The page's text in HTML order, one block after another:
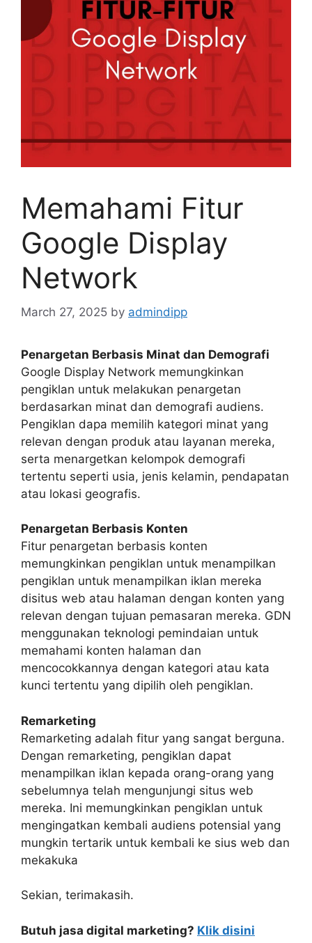
Memahami Fitur
Google Display
Network
March 27, 2025 by admindipp
Penargetan Berbasis Minat dan Demografi
Google Display Network memungkinkan
pengiklan untuk melakukan penargetan
berdasarkan minat dan demografi audiens.
Pengiklan dapa memilih kategori minat yang
relevan dengan produk atau layanan mereka,
serta menargetkan kelompok demografi
tertentu seperti usia, jenis kelamin, pendapatan
atau lokasi geografis.
Penargetan Berbasis Konten
Fitur penargetan berbasis konten
memungkinkan pengiklan untuk menampilkan
pengiklan untuk menampilkan iklan mereka
disitus web atau halaman dengan konten yang
relevan dengan tujuan pemasaran mereka. GDN
menggunakan teknologi pemindaian untuk
memahami konten halaman dan
mencocokkannya dengan kategori atau kata
kunci tertentu yang dipilih oleh pengiklan.
Remarketing
Remarketing adalah fitur yang sangat berguna.
Dengan remarketing, pengiklan dapat
menampilkan iklan kepada orang-orang yang
sebelumnya telah mengunjungi situs web
mereka. Ini memungkinkan pengiklan untuk
mengingatkan kembali audiens potensial yang
mungkin tertarik untuk kembali ke sius web dan
mekakuka
Sekian, terimakasih.
Butuh jasa digital marketing? Klik disini